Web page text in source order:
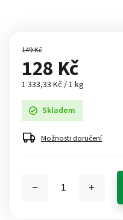
149 Kč
128 Kč
1 333,33 Kč / 1 kg
Skladem
Možnosti doručení